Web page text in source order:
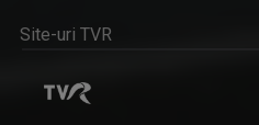
Site-uri TVR